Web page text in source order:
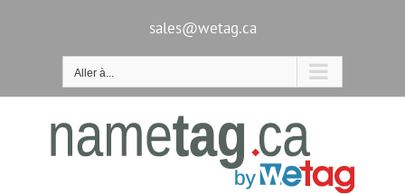
sales@wetag.ca
Aller à...